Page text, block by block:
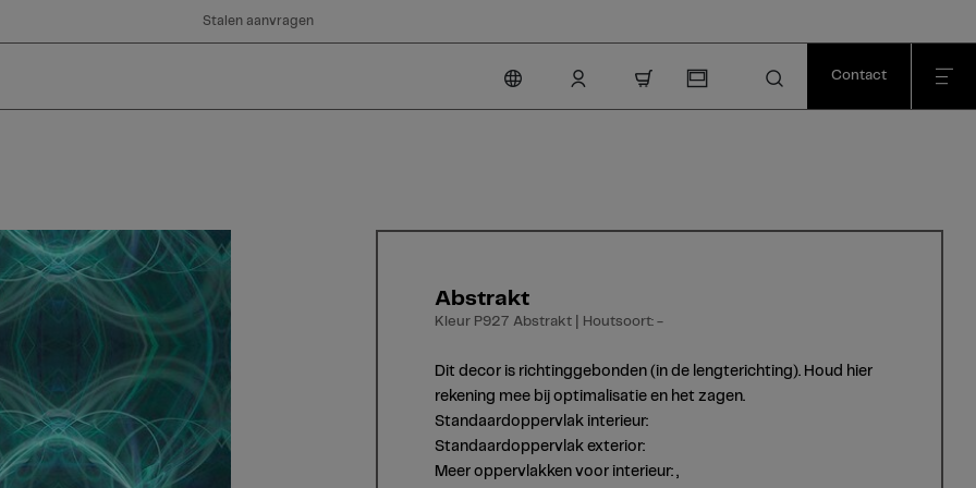
Stalen aanvragen
Contact
Abstrakt
Kleur P927 Abstrakt | Houtsoort: -
Dit decor is richtinggebonden (in de lengterichting). Houd hier
rekening mee bij optimalisatie en het zagen.
Standaardoppervlak interieur:
Standaardoppervlak exterior:
Meer oppervlakken voor interieur: ,